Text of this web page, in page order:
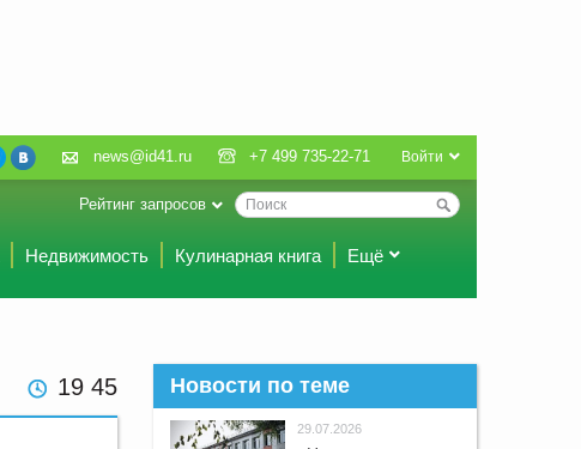
Войти
news@id41.ru +7 499 735-22-71
Рейтинг запросов
Недвижимость Кулинарная книга Ещё
19 45 Новости по теме
29.07.2026